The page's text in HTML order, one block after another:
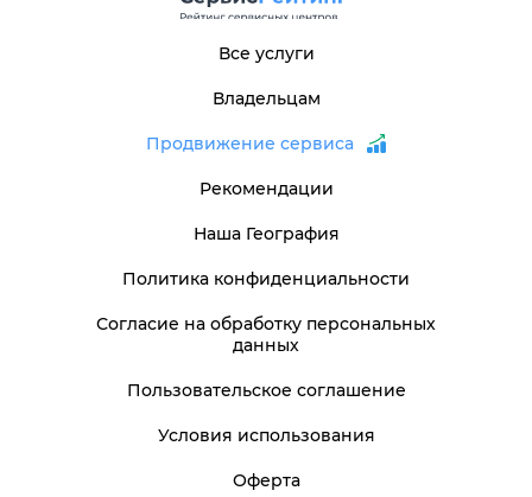
Все услуги
Владельцам
Продвижение сервиса
Рекомендации
Наша География
Политика конфиденциальности
Согласие на обработку персональных
данных
Пользовательское соглашение
Условия использования
Оферта